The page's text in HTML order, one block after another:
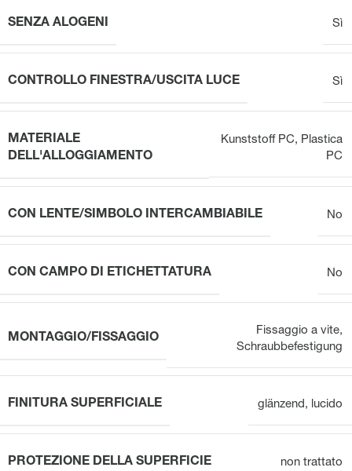
SENZA ALOGENI Sì
CONTROLLO FINESTRA/USCITA LUCE Sì
MATERIALE
DELL'ALLOGGIAMENTO
Kunststoff PC, Plastica
PC
CON LENTE/SIMBOLO INTERCAMBIABILE No
CON CAMPO DI ETICHETTATURA No
MONTAGGIO/FISSAGGIO
Fissaggio a vite,
Schraubbefestigung
FINITURA SUPERFICIALE glänzend , lucido
PROTEZIONE DELLA SUPERFICIE non trattato